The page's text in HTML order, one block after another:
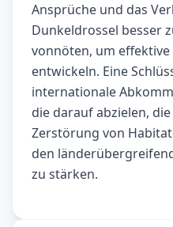
Ansprüche und das
Dunkeldrossel besser
vonnöten, um
entwickeln. Eine
internationale
die darauf abzielen,
Zerstörung von
den
zu stärken.